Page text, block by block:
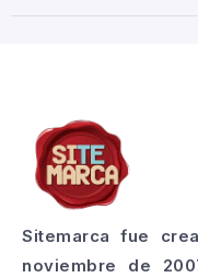
Sitemarca fue
noviembre de